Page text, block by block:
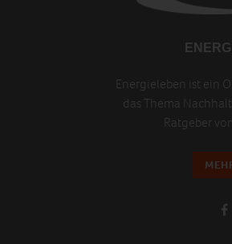
Energieleben ist ein
das Thema
Ratgeber